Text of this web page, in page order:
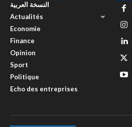
النسخة العربية
Actualités
Economie
Finance
Opinion
Sport
Politique
Echo des entreprises